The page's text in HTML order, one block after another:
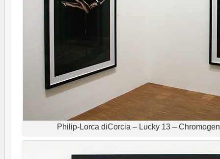
Philip-Lorca diCorcia – Lucky 13 –